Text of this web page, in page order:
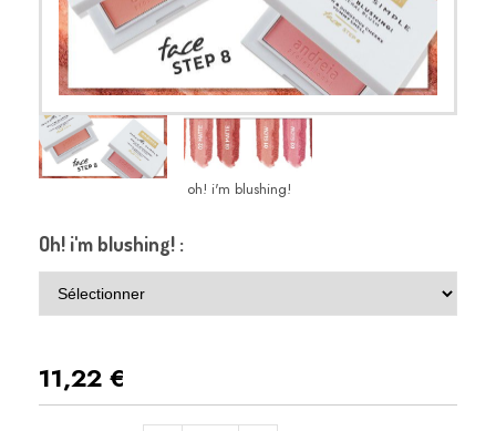
oh! i'm blushing!
Oh! i'm blushing! :
11,22 €